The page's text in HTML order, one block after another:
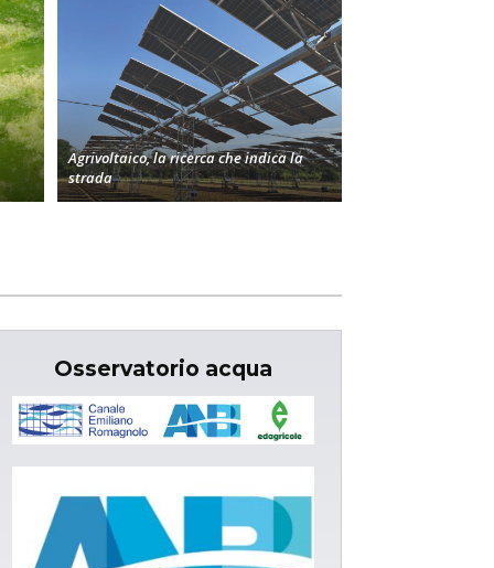
Agrivoltaico, la ricerca che indica la
strada
Osservatorio acqua